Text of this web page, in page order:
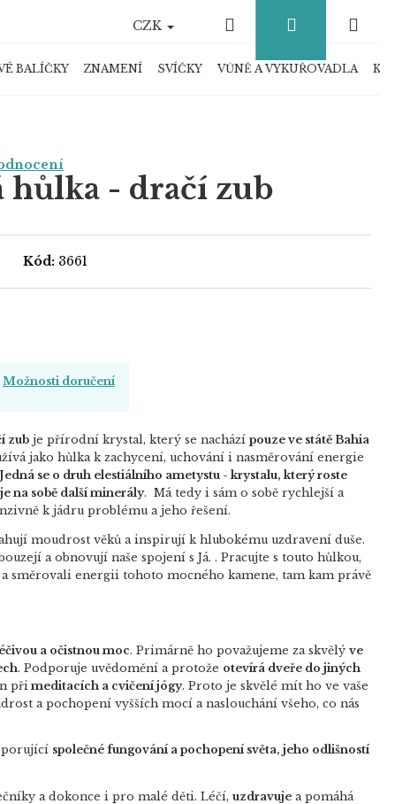
BALÍČKY ZNAMENÍ SVÍČKY VŮNĚ A VYKUŘOVADLA
CZK Hledat Přihlášení
košík
hůlka - dračí zub
Kód: 3661
Možnosti doručení
zub je přírodní krystal, který se nachází pouze ve státě Bahia
jako hůlka k zachycení, uchování i nasměrování energie
Jedná se o druh elestiálního ametystu - krystalu, který roste
na sobě další minerály. Má tedy i sám o sobě rychlejší a
k jádru problému a jeho řešení.
moudrost věků a inspirují k hlubokému uzdravení duše.
a obnovují naše spojení s Já. . Pracujte s touto hůlkou,
směrovali energii tohoto mocného kamene, tam kam právě
a očistnou moc. Primárně ho považujeme za skvělý ve
. Podporuje uvědomění a protože otevírá dveře do jiných
při meditacích a cvičení jógy. Proto je skvělé mít ho ve vaše
a pochopení vyšších mocí a naslouchání všeho, co nás
společné fungování a pochopení světa, jeho odlišností
a dokonce i pro malé děti. Léčí, uzdravuje a pomáhá